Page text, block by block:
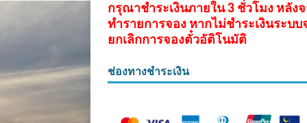
กรุณาชำระเงินภายใน 3 ชั่วโมง หลัง
ทำรายการจอง หากไม่ชำระเงินระบบ
ยกเลิกการจองตั๋วอัติโนมัติ
ช่องทางชำระเงิน